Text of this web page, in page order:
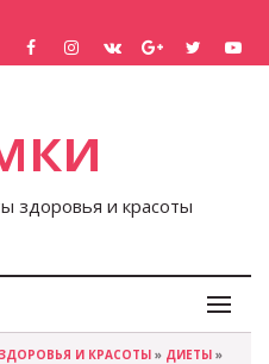
здоровья и красоты
И КРАСОТЫ » ДИЕТЫ »